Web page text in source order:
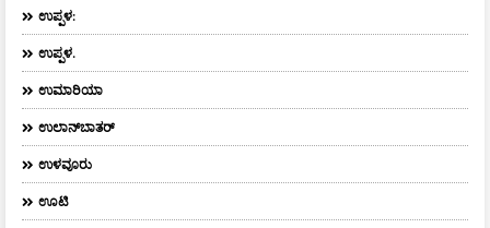
ಉಪ್ಪಳ:
ಉಪ್ಪಳ.
ಉಮಾರಿಯಾ
ಉಲಾನ್‌ಬಾತರ್
ಉಳವೂರು
ಊಟಿ